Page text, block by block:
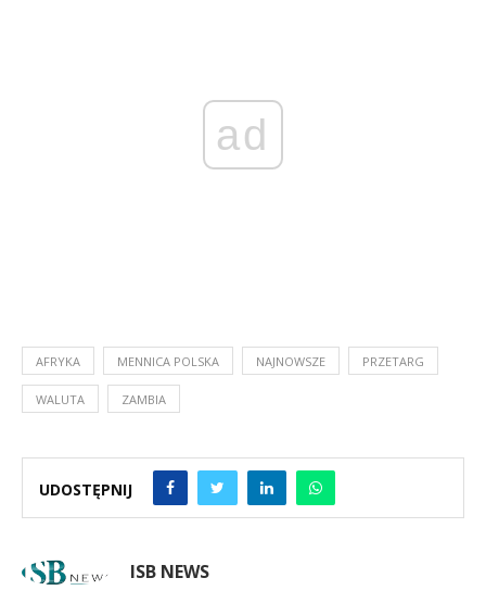
ad
AFRYKA MENNICA POLSKA NAJNOWSZE PRZETARG
WALUTA ZAMBIA
UDOSTĘPNIJ
ISB NEWS